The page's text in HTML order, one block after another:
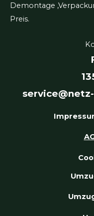
Demontage
Preis.